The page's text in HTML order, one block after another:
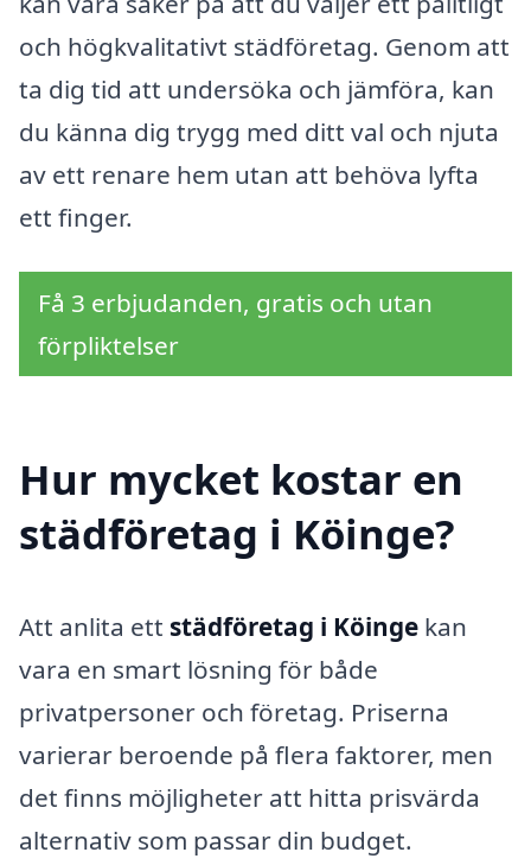
och högkvalitativt städföretag. Genom att
ta dig tid att undersöka och jämföra, kan
du känna dig trygg med ditt val och njuta
av ett renare hem utan att behöva lyfta
ett finger.
Få 3 erbjudanden, gratis och utan
förpliktelser
Hur mycket kostar en
städföretag i Köinge?
Att anlita ett städföretag i Köinge kan
vara en smart lösning för både
privatpersoner och företag. Priserna
varierar beroende på flera faktorer, men
det finns möjligheter att hitta prisvärda
alternativ som passar din budget.